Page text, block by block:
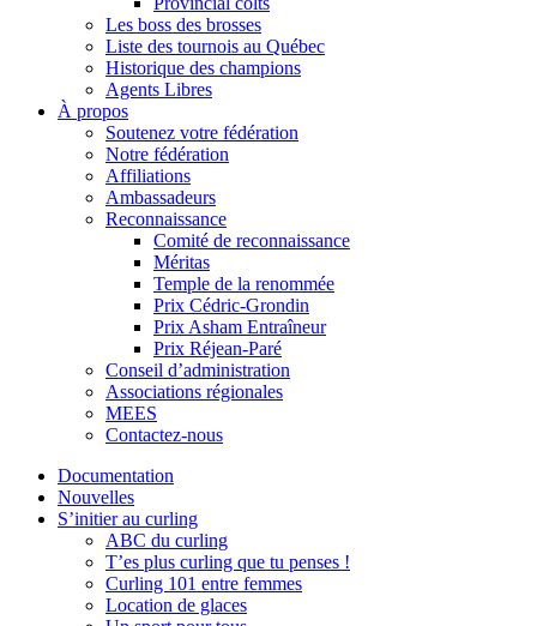
Les boss des brosses
Liste des tournois au Québec
Historique des champions
Agents Libres
À propos
Soutenez votre fédération
Notre fédération
Affiliations
Ambassadeurs
Reconnaissance
Comité de reconnaissance
Méritas
Temple de la renommée
Prix Cédric-Grondin
Prix Asham Entraîneur
Prix Réjean-Paré
Conseil d’administration
Associations régionales
MEES
Contactez-nous
Documentation
Nouvelles
S’initier au curling
ABC du curling
T’es plus curling que tu penses !
Curling 101 entre femmes
Location de glaces